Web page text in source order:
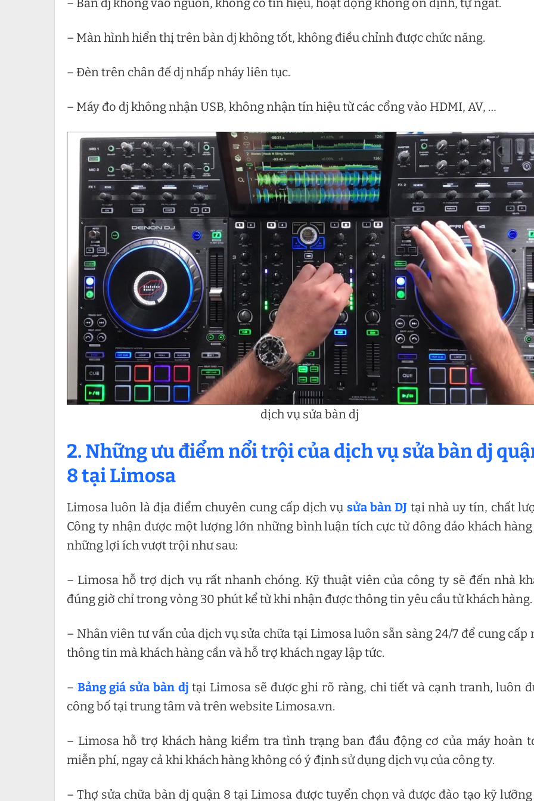
– Màn hình hiển thị trên bàn dj không tốt, không điều chỉnh được chức năng.
– Đèn trên chân đế dj nhấp nháy liên tục.
– Máy đo dj không nhận USB, không nhận tín hiệu từ các cổng vào HDMI, AV, …
dịch vụ sửa bàn dj
2. Những ưu điểm nổi trội của dịch vụ sửa bàn dj
8 tại Limosa
Limosa luôn là địa điểm chuyên cung cấp dịch vụ sửa bàn DJ tại nhà uy tín, chất
Công ty nhận được một lượng lớn những bình luận tích cực từ đông đảo khách
những lợi ích vượt trội như sau:
– Limosa hỗ trợ dịch vụ rất nhanh chóng. Kỹ thuật viên của công ty sẽ đến nhà
đúng giờ chỉ trong vòng 30 phút kể từ khi nhận được thông tin yêu cầu từ khách hàng.
– Nhân viên tư vấn của dịch vụ sửa chữa tại Limosa luôn sẵn sàng 24/7 để cung cấp
thông tin mà khách hàng cần và hỗ trợ khách ngay lập tức.
– Bảng giá sửa bàn dj tại Limosa sẽ được ghi rõ ràng, chi tiết và cạnh tranh, luôn
công bố tại trung tâm và trên website Limosa.vn.
– Limosa hỗ trợ khách hàng kiểm tra tình trạng ban đầu động cơ của máy hoàn
miễn phí, ngay cả khi khách hàng không có ý định sử dụng dịch vụ của công ty.
– Thợ sửa chữa bàn dj quận 8 tại Limosa được tuyển chọn và được đào tạo kỹ